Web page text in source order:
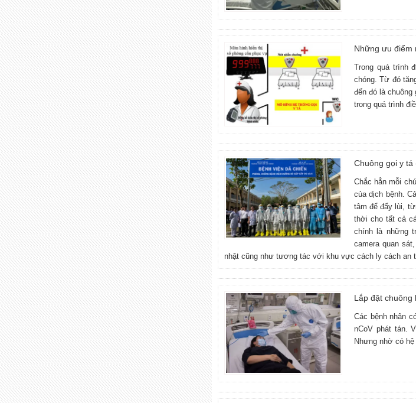
Những ưu điểm
Trong quá trình
chóng. Từ đó
đến đó là
trong quá trình
Chuông gọi y tá
Chắc hẳn mỗi
của dịch bệnh.
tâm để đẩy lùi,
thời cho tất cả
chính là những
camera quan
nhật cũng như tương tác với khu vực cách ly cách an
Lắp đặt chuông
Các bệnh nhân
nCoV phát tán.
Nhưng nhờ có